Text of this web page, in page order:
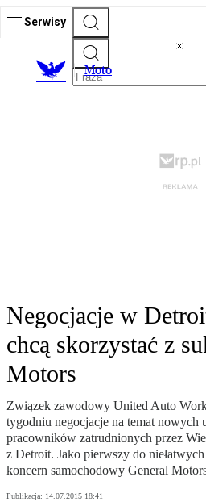
Serwisy
Moto
Negocjacje w
chcą skorzystać z
Motors
Związek zawodowy United Auto
tygodniu negocjacje na temat nowych
pracowników zatrudnionych przez
z Detroit. Jako pierwszy do
koncern samochodowy General
Publikacja: 14.07.2015 18:41